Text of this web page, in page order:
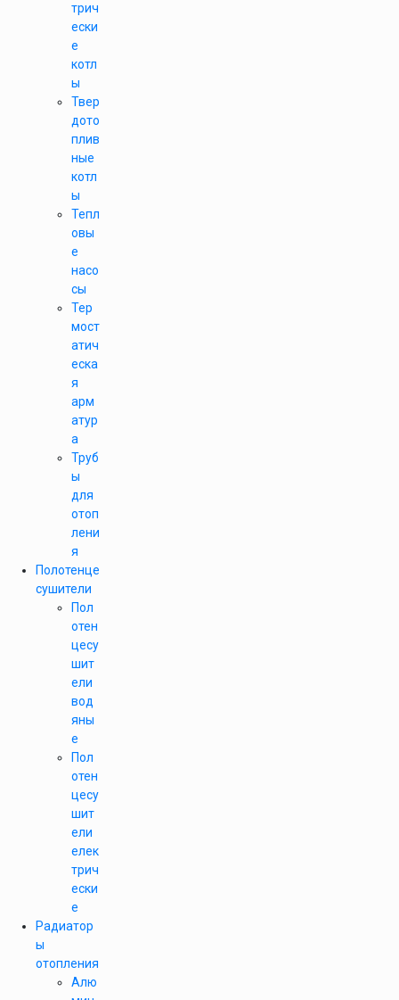
трич
ески
е
котл
ы
Твер
дото
плив
ные
котл
ы
Тепл
овы
е
насо
сы
Тер
мост
атич
еска
я
арм
атур
а
Труб
ы
для
отоп
лени
я
Полотенце
сушители
Пол
отен
цесу
шит
ели
вод
яны
е
Пол
отен
цесу
шит
ели
елек
трич
ески
е
Радиатор
ы
отопления
Алю